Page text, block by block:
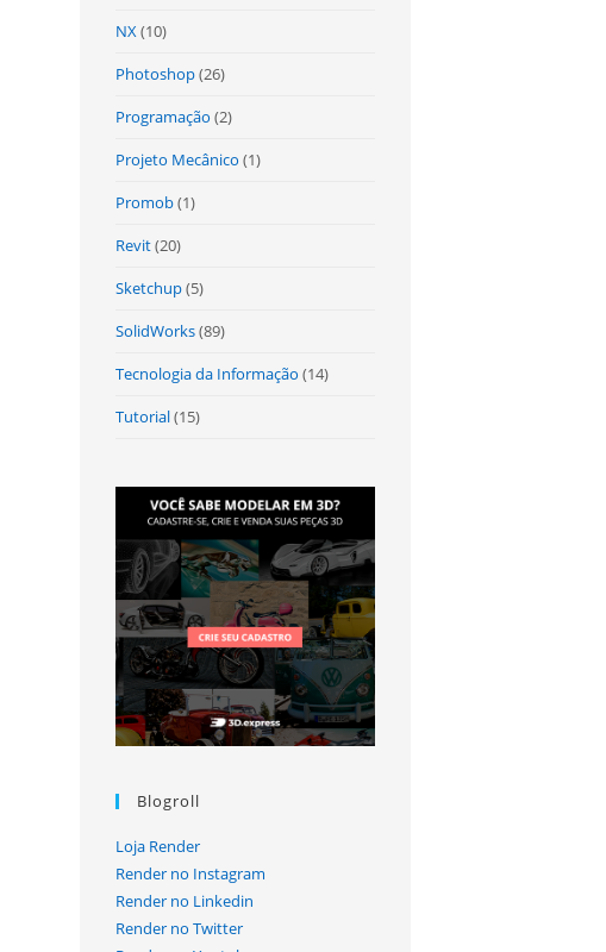
NX(10)
Photoshop(26)
Programação (2)
Projeto Mecânico (1)
Promob(1)
Revit(20)
Sketchup(5)
SolidWorks(89)
Tecnologia da Informação (14)
Tutorial(15)
Blogroll
Loja Render
Render no Instagram
Render no Linkedin
Render no Twitter